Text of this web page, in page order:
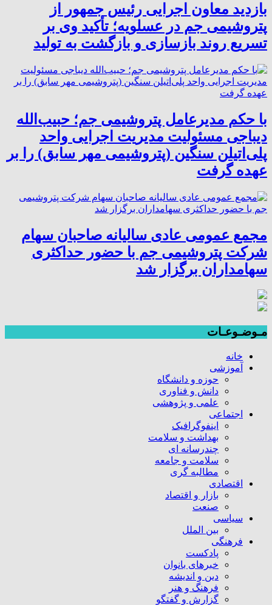
بازدید معاون اجرایی رئیس جمهور از
پتروشیمی جم در عسلویه؛ تأکید وی بر
تسریع روند بازسازی و بازگشت به تولید
با حکم مدیرعامل پتروشیمی جم؛ حبیب‌الله
دیباجی مسئولیت مدیریت اجرایی واحد
پلی‌اتیلن سنگین (پتروشیمی مهر سابق) را بر
عهده گرفت
مجمع عمومی عادی سالیانه صاحبان سهام
شرکت پتروشیمی جم با حضور حداکثری
سهامداران برگزار شد
مـوضـوعـات
خانه
آموزشی
حوزه و دانشگاه
دانش و فناوری
علمی و پژوهشی
اجتماعی
اینفوگرافیک
بهداشت و سلامت
چندرسانه ای
سلامت و جامعه
مطالبه گری
اقتصادی
بازار و اقتصاد
صنعت
سیاسی
بین الملل
فرهنگی
پادکست
خبرهای بانوان
دین و اندیشه
فرهنگ و هنر
گزارش و گفتگو